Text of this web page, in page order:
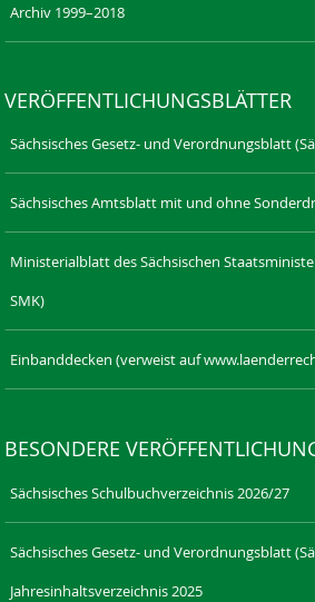
Archiv 1999–2018
VERÖFFENTLICHUNGSBLÄTTER
Sächsisches Gesetz- und Verordnungsblatt
Sächsisches Amtsblatt mit und ohne
Ministerialblatt des Sächsischen
SMK)
Einbanddecken (verweist auf
BESONDERE
Sächsisches Schulbuchverzeichnis 2026/27
Sächsisches Gesetz- und Verordnungsblatt
Jahresinhaltsverzeichnis 2025